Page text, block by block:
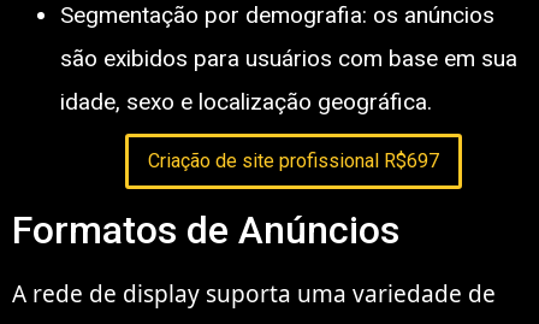
Segmentação por demografia: os anúncios
são exibidos para usuários com base em sua
idade, sexo e localização geográfica.
Criação de site profissional R$697
Formatos de Anúncios
A rede de display suporta uma variedade de